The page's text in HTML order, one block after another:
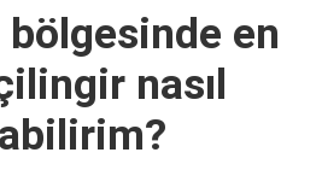
bölgesinde en
nasıl